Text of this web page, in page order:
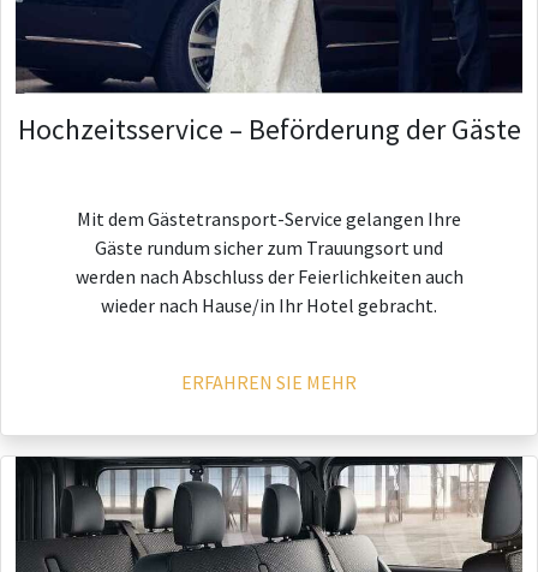
Hochzeitsservice – Beförderung der Gäste
Mit dem Gästetransport-Service gelangen Ihre
Gäste rundum sicher zum Trauungsort und
werden nach Abschluss der Feierlichkeiten auch
wieder nach Hause/in Ihr Hotel gebracht.
ERFAHREN SIE MEHR